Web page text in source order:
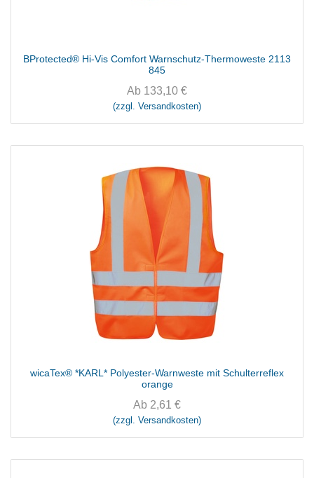
BProtected® Hi-Vis Comfort Warnschutz-Thermoweste 2113
845
Ab 133,10 €
(zzgl. Versandkosten)
wicaTex® *KARL* Polyester-Warnweste mit Schulterreflex
orange
Ab 2,61 €
(zzgl. Versandkosten)